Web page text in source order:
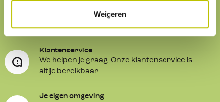
Weigeren
& contact
Klantenservice
We helpen je graag. Onze klantenservice is
altijd bereikbaar.
Je eigen omgeving